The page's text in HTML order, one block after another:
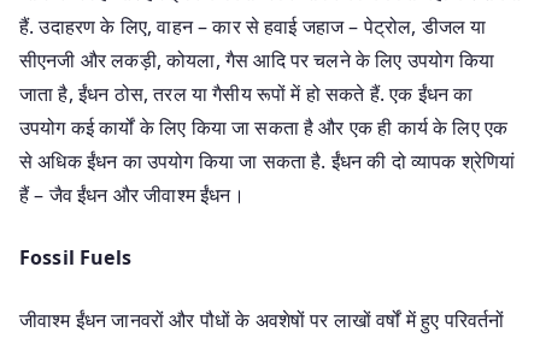
हैं. उदाहरण के लिए, वाहन – कार से हवाई जहाज – पेट्रोल, डीजल या
सीएनजी और लकड़ी, कोयला, गैस आदि पर चलने के लिए उपयोग किया
जाता है, ईंधन ठोस, तरल या गैसीय रूपों में हो सकते हैं. एक ईंधन का
उपयोग कई कार्यों के लिए किया जा सकता है और एक ही कार्य के लिए एक
से अधिक ईंधन का उपयोग किया जा सकता है. ईंधन की दो व्यापक श्रेणियां
हैं – जैव ईंधन और जीवाश्म ईंधन।
Fossil Fuels
जीवाश्म ईंधन जानवरों और पौधों के अवशेषों पर लाखों वर्षों में हुए परिवर्तनों